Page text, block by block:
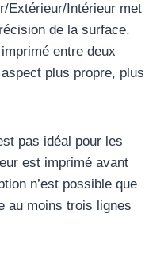
Extérieur/Intérieur met
de la surface.
entre deux
plus propre, plus
pas idéal pour les
est imprimé avant
n’est possible que
au moins trois lignes